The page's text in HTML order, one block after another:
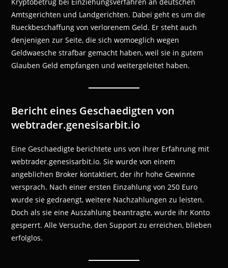
Kryptobetrug bei Einziehungsverfahren an deutschen
Amtsgerichten und Landgerichten. Dabei geht es um die
Rueckbeschaffung von verlorenem Geld. Er steht auch
denjenigen zur Seite, die sich womoeglich wegen
Geldwaesche strafbar gemacht haben, weil sie in gutem
Glauben Geld empfangen und weitergeleitet haben.
Bericht eines Geschaedigten von
webtrader.genesisarbit.io
Eine Geschaedigte berichtete uns von ihrer Erfahrung mit
webtrader.genesisarbit.io. Sie wurde von einem
angeblichen Broker kontaktiert, der ihr hohe Gewinne
versprach. Nach einer ersten Einzahlung von 250 Euro
wurde sie gedraengt, weitere Nachzahlungen zu leisten.
Doch als sie eine Auszahlung beantragte, wurde ihr Konto
gesperrt. Alle Versuche, den Support zu erreichen, blieben
erfolglos.